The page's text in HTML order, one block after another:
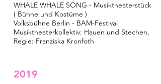
WHALE WHALE SONG - Musiktheaterstück
( Bühne und Kostüme )
Volksbühne Berlin - BAM-Festival
Musiktheaterkollektiv: Hauen und Stechen,
Regie: Franziska Kronfoth
2019